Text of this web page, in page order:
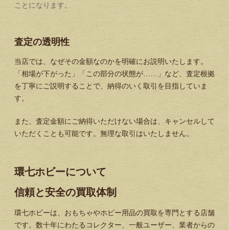
ことになります。
査定の透明性
当店では、なぜその金額なのかを明確にお説明いたします。
「相場が下がった」「この部分の状態が……」など、査定根拠
を丁寧にご説明することで、納得のいく取引を目指していま
す。
また、査定金額にご納得いただけない場合は、キャンセルして
いただくことも可能です。無理な取引はいたしません。
環七ホビーについて
信頼と安全の買取体制
環七ホビーは、おもちゃやホビー用品の買取を専門とする店舗
です。数十年にわたるコレクター、一般ユーザー、業者からの